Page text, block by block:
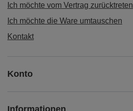
Ich möchte vom Vertrag zurücktreten
Ich möchte die Ware umtauschen
Kontakt
Konto
Informationen